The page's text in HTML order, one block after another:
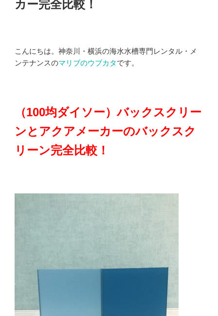
カー完全比較！
こんにちは。神奈川・横浜の海水水槽専門レンタル・メ
ンテナンスのマリブのウブカタです。
（100均ダイソー）バックスクリー
ンとアクアメーカーのバックスク
リーン完全比較！